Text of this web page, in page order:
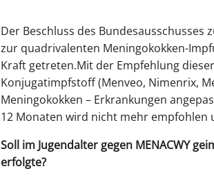
Der Beschluss des
zur quadrivalenten Meningokokken-
Kraft getreten.Mit der Empfehlung
Konjugatimpfstoff (Menveo, Nimenrix,
Meningokokken – Erkrankungen
12 Monaten wird nicht mehr empfohlen
Soll im Jugendalter gegen MENACWY
erfolgte?